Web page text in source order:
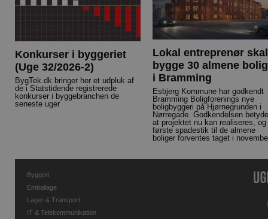
Konkurser i byggeriet
(Uge 32/2026-2)
BygTek.dk bringer her et udpluk af
de i Statstidende registrerede
konkurser i byggebranchen de
seneste uger
Lokal entreprenør skal
bygge 30 almene
i Bramming
Esbjerg Kommune har godkendt
Bramming Boligforenings nye
boligbyggeri på Hjørnegrunden i
Nørregade. Godkendelsen
at projektet nu kan realiseres, og
første spadestik til de almene
boliger forventes taget i
Byggeri
Emballage
Lager & Transport
IT & Telekommunikation